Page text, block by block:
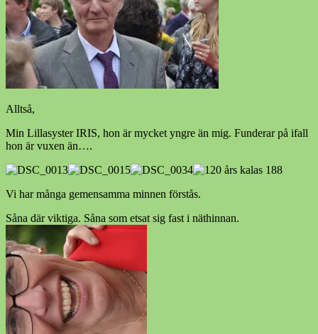
Alltså,
Min Lillasyster IRIS, hon är mycket yngre än mig. Funderar på ifall
hon är vuxen än….
Vi har många gemensamma minnen förstås.
Såna där viktiga. Såna som etsat sig fast i näthinnan.